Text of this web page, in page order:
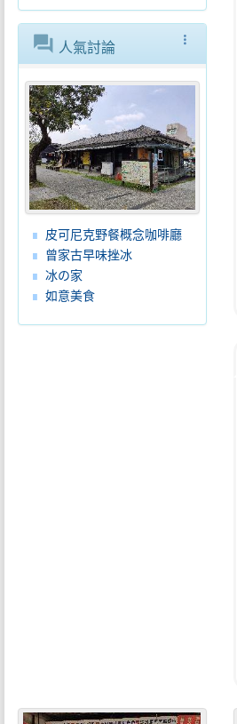
more_vert
forum 人氣討論
皮可尼克野餐概念咖啡廳
曾家古早味挫冰
冰の家
如意美食